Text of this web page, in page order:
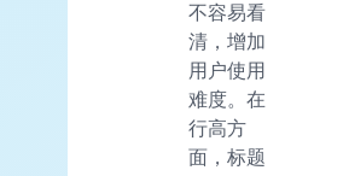
不容易看
清，增加
用户使用
难度。在
行高方
面，标题